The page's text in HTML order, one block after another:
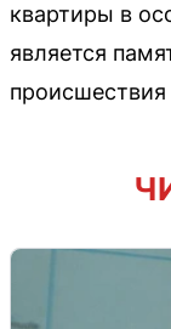
квартиры в
является